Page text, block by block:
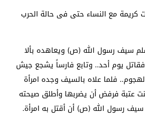
كريمة مع النساء حتى فى حالة الحرب
سيف رسول الله (ص) ويعاهده بألا
يوم أحد.. وتابع فارساً يشجع جيش
فلما علاه بالسيف وجده امرأة
عتبة فرفض أن يضربها وأطلق صيحته
سيف رسول الله (ص) أن أقتل به امرأة.